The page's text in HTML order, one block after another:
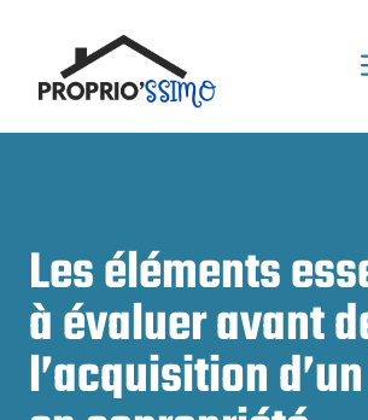
contenu
Les éléments
à évaluer avant
l’acquisition